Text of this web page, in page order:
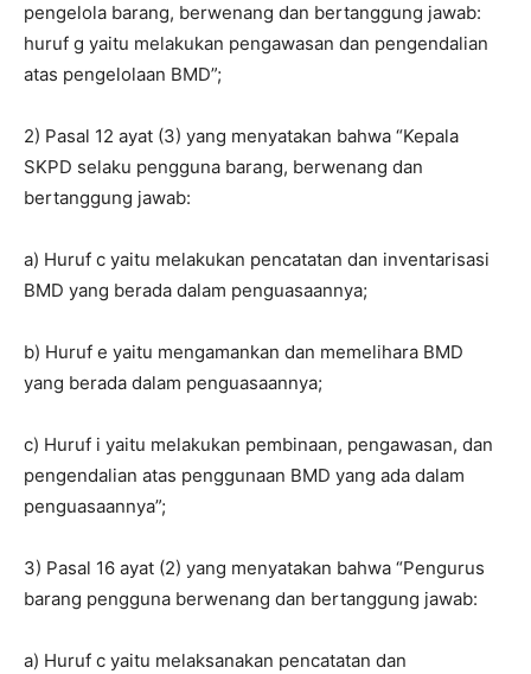
pengelola barang, berwenang dan bertanggung jawab:
huruf g yaitu melakukan pengawasan dan pengendalian
atas pengelolaan BMD”;
2) Pasal 12 ayat (3) yang menyatakan bahwa “Kepala
SKPD selaku pengguna barang, berwenang dan
bertanggung jawab:
a) Huruf c yaitu melakukan pencatatan dan inventarisasi
BMD yang berada dalam penguasaannya;
b) Huruf e yaitu mengamankan dan memelihara BMD
yang berada dalam penguasaannya;
c) Huruf i yaitu melakukan pembinaan, pengawasan, dan
pengendalian atas penggunaan BMD yang ada dalam
penguasaannya”;
3) Pasal 16 ayat (2) yang menyatakan bahwa “Pengurus
barang pengguna berwenang dan bertanggung jawab:
a) Huruf c yaitu melaksanakan pencatatan dan